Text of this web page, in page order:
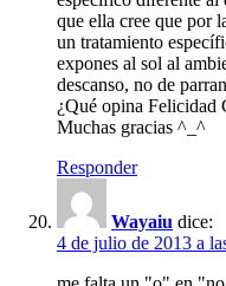
que ella cree que por
un tratamiento
expones al sol al
descanso, no de
¿Qué opina Felicidad
Muchas gracias ^_^
Responder
Wayaiu dice:
4 de julio de 2013 a